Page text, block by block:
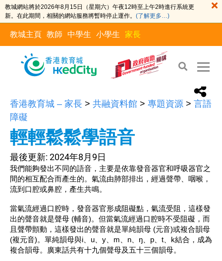
教城網站將於2026年8月15日（星期六）午夜12時至上午2時進行系統更
新。在此期間，相關的網站服務將暫時停止運作。 (了解更多…)
教城主頁 教師 中學生 小學生 家長
香港教育城 – 家長 > 共融資料館 > 專題資源 > 言語
障礙
輕輕鬆鬆學語音
最後更新: 2024年8月9日
我們能夠發出不同的語音，主要是依靠發音器官和呼吸器官之
間的相互配合而產生的。氣流由肺部排出，經過聲帶、咽喉，
流到口腔或鼻腔，產生共鳴。
當氣流經過口腔時，發音器官形成阻礙點，氣流受阻，這樣發
出的聲音就是聲母 (輔音)。但當氣流經過口腔時不受阻礙，而
且聲帶顫動，這樣發出的聲音就是單純韻母 (元音)或複合韻母
(複元音)。單純韻母與i、u、y、m、n、ŋ、p、t、k結合，成為
複合韻母。廣東話共有十九個聲母及五十三個韻母。